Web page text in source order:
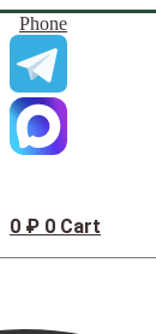
Phone
0 ₽ 0 Cart